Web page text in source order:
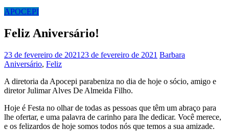
APOCEPI
Feliz Aniversário!
23 de fevereiro de 2021 23 de fevereiro de 2021 Barbara
Aniversário, Feliz
A diretoria da Apocepi parabeniza no dia de hoje o sócio, amigo e
diretor Julimar Alves De Almeida Filho.
Hoje é Festa no olhar de todas as pessoas que têm um abraço para
lhe ofertar, e uma palavra de carinho para lhe dedicar. Você merece,
e os felizardos de hoje somos todos nós que temos a sua amizade.